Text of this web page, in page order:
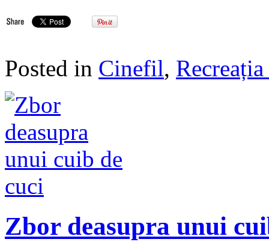
Posted in Cinefil,
Zbor deasupra unui